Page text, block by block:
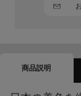
商品説明